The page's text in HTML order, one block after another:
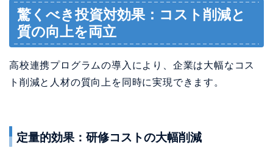
驚くべき投資対効果：コスト削減と
質の向上を両立
高校連携プログラムの導入により、企業は大幅なコス
ト削減と人材の質向上を同時に実現できます。
定量的効果：研修コストの大幅削減